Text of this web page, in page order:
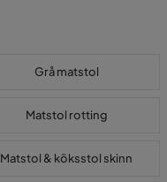
Grå matstol
Matstol rotting
Matstol & köksstol skinn